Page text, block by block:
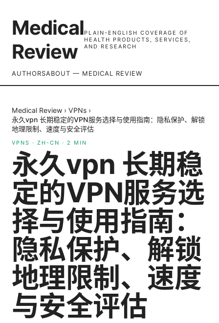
Medical
Review
PLAIN-ENGLISH COVERAGE OF
HEALTH PRODUCTS, SERVICES,
AND RESEARCH
AUTHORSABOUT — MEDICAL REVIEW
Medical Review › VPNs ›
永久vpn 长期稳定的VPN服务选择与使用指南：隐私保护、解锁
地理限制、速度与安全评估
VPNS · ZH-CN · 2 MIN
永久vpn 长期稳
定的VPN服务选
择与使用指南：
隐私保护、解锁
地理限制、速度
与安全评估